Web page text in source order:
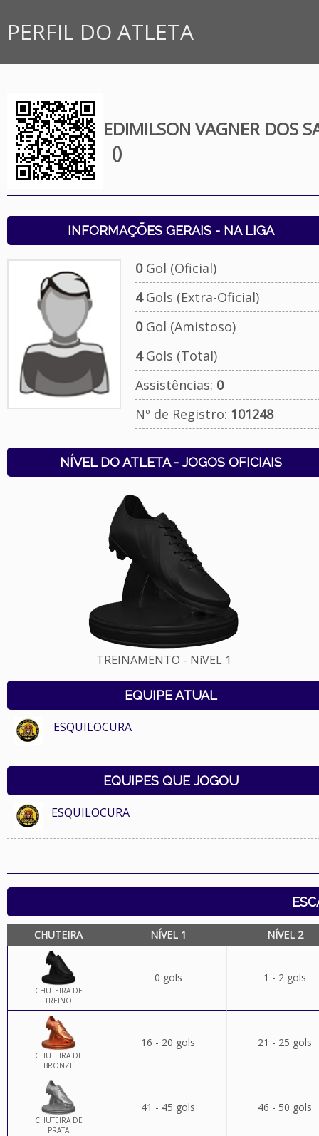
PERFIL DO ATLETA
EDIMILSON VAGNER DOS
()
INFORMAÇÕES GERAIS - NA LIGA
0Gol (Oficial)
4Gols (Extra-Oficial)
0Gol (Amistoso)
4Gols (Total)
Assistências: 0
Nº de Registro: 101248
NÍVEL DO ATLETA - JOGOS OFICIAIS
TREINAMENTO - NíVEL 1
EQUIPE ATUAL
ESQUILOCURA
EQUIPES QUE JOGOU
ESQUILOCURA
CHUTEIRA NÍVEL 1 NÍVEL 2
CHUTEIRA DE
TREINO
0 gols 1 - 2 gols
CHUTEIRA DE
BRONZE
16 - 20 gols 21 - 25 gols
CHUTEIRA DE
PRATA
41 - 45 gols 46 - 50 gols